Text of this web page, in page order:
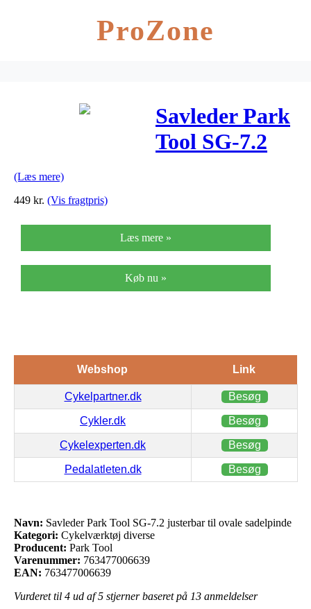
ProZone
Savleder Park
Tool SG-7.2
sadelpinde
(Læs mere)
449 kr. (Vis fragtpris)
Læs mere »
Køb nu »
Webshop Link
Cykelpartner.dk Besøg
Cykler.dk Besøg
Cykelexperten.dk Besøg
Pedalatleten.dk Besøg
Navn: Savleder Park Tool SG-7.2 justerbar til ovale sadelpinde
Kategori: Cykelværktøj diverse
Producent: Park Tool
Varenummer: 763477006639
EAN: 763477006639
Vurderet til 4 ud af 5 stjerner baseret på 13 anmeldelser